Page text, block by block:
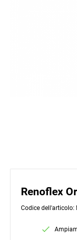
Renoflex
Codice dell'articolo: